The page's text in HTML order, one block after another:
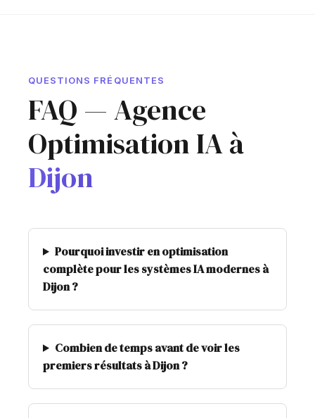
QUESTIONS FRÉQUENTES
FAQ — Agence
Optimisation IA à
Dijon
Pourquoi investir en optimisation
complète pour les systèmes IA modernes à
Dijon ?
Combien de temps avant de voir les
premiers résultats à Dijon ?